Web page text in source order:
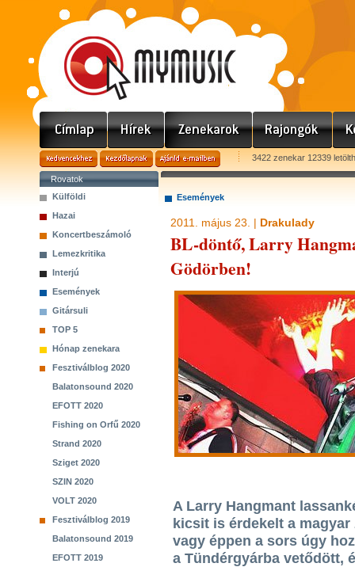
3422 zenekar 12339
Rovatok
Külföldi
Hazai
Koncertbeszámoló
Lemezkritika
Interjú
Események
Gitársuli
TOP 5
Hónap zenekara
Fesztiválblog 2020
Balatonsound 2020
EFOTT 2020
Fishing on Orfű 2020
Strand 2020
Sziget 2020
SZIN 2020
VOLT 2020
Fesztiválblog 2019
Balatonsound 2019
EFOTT 2019
Események
2011. május 23. | Drakulady
BL-döntő, Larry
Gödörben!
A Larry Hangmant
kicsit is érdekelt a
vagy éppen a sors úgy
a Tündérgyárba vetődött,